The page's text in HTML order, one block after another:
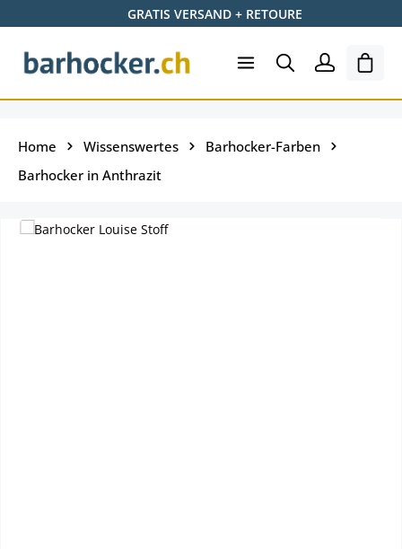
Zum Hauptinhalt springenGRATIS VERSAND + RETOURE
Home Wissenswertes
Barhocker-Farben
Barhocker in Anthrazit